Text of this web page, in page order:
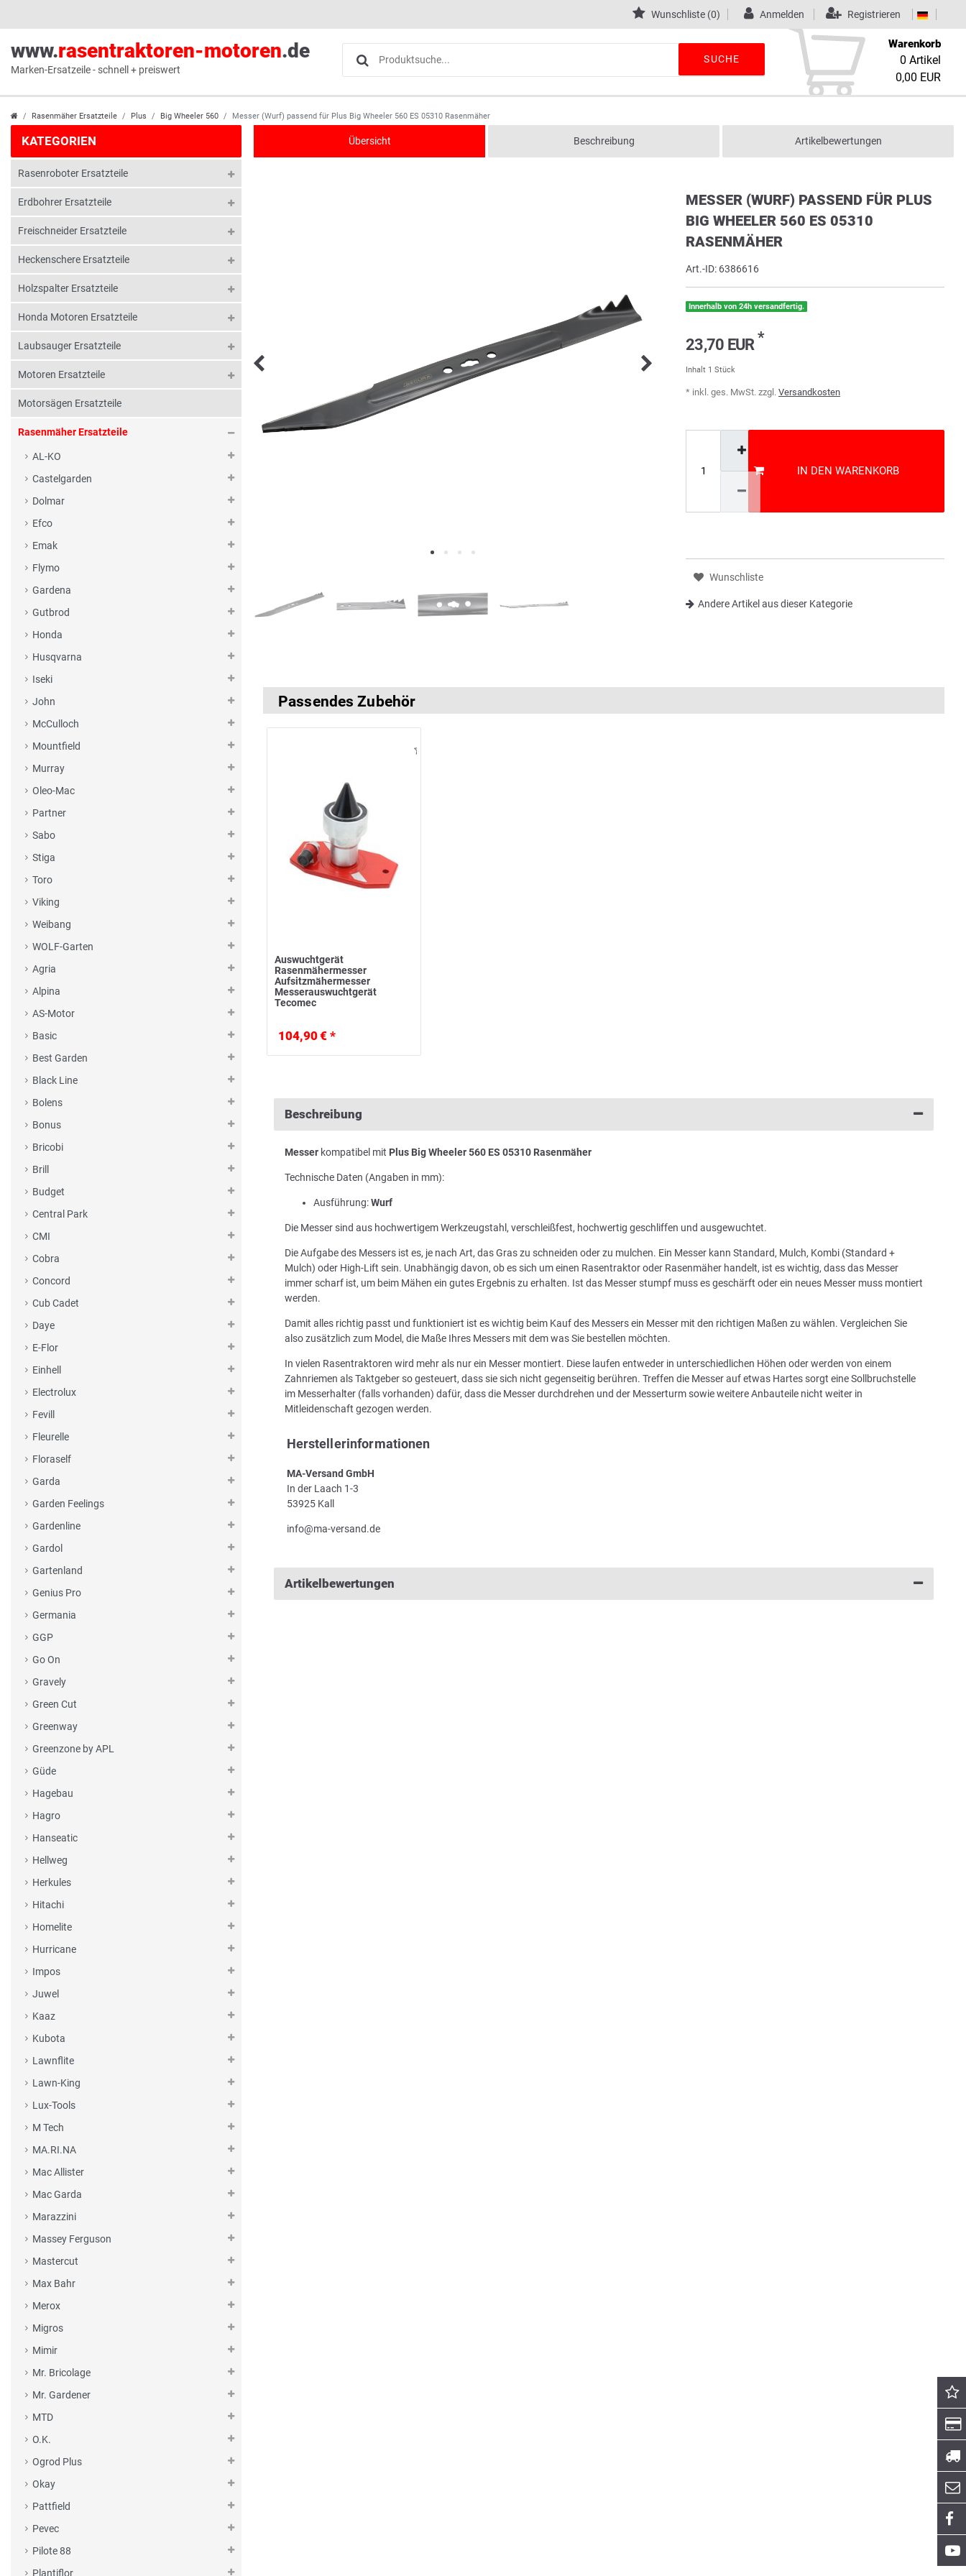
Wunschliste (0) Anmelden Registrieren
www.rasentraktoren-motoren.de
Marken-Ersatzeile - schnell + preiswert
SUCHE
Warenkorb
0 Artikel
0,00 EUR
Rasenmäher Ersatzteile Plus Big Wheeler 560 Messer (Wurf) passend für Plus Big Wheeler 560 ES 05310 Rasenmäher
KATEGORIEN
Rasenroboter Ersatzteile
Erdbohrer Ersatzteile
Freischneider Ersatzteile
Heckenschere Ersatzteile
Holzspalter Ersatzteile
Honda Motoren Ersatzteile
Laubsauger Ersatzteile
Motoren Ersatzteile
Motorsägen Ersatzteile
Rasenmäher Ersatzteile
AL-KO
Castelgarden
Dolmar
Efco
Emak
Flymo
Gardena
Gutbrod
Honda
Husqvarna
Iseki
John
McCulloch
Mountfield
Murray
Oleo-Mac
Partner
Sabo
Stiga
Toro
Viking
Weibang
WOLF-Garten
Agria
Alpina
AS-Motor
Basic
Best Garden
Black Line
Bolens
Bonus
Bricobi
Brill
Budget
Central Park
CMI
Cobra
Concord
Cub Cadet
Daye
E-Flor
Einhell
Electrolux
Fevill
Fleurelle
Floraself
Garda
Garden Feelings
Gardenline
Gardol
Gartenland
Genius Pro
Germania
GGP
Go On
Gravely
Green Cut
Greenway
Greenzone by APL
Güde
Hagebau
Hagro
Hanseatic
Hellweg
Herkules
Hitachi
Homelite
Hurricane
Impos
Juwel
Kaaz
Kubota
Lawnflite
Lawn-King
Lux-Tools
M Tech
MA.RI.NA
Mac Allister
Mac Garda
Marazzini
Massey Ferguson
Mastercut
Max Bahr
Merox
Migros
Mimir
Mr. Bricolage
Mr. Gardener
MTD
O.K.
Ogrod Plus
Okay
Pattfield
Pevec
Pilote 88
Plantiflor
Übersicht Beschreibung Artikelbewertungen
MESSER (WURF) PASSEND FÜR PLUS
BIG WHEELER 560 ES 05310
RASENMÄHER
Art.-ID: 6386616
Innerhalb von 24h versandfertig.
23,70 EUR *
Inhalt 1 Stück
* inkl. ges. MwSt. zzgl. Versandkosten
IN DEN WARENKORB
Wunschliste
Andere Artikel aus dieser Kategorie
Passendes Zubehör
Auswuchtgerät
Rasenmähermesser
Aufsitzmähermesser
Messerauswuchtgerät
Tecomec
104,90 € *
Beschreibung
Messer kompatibel mit Plus Big Wheeler 560 ES 05310 Rasenmäher
Technische Daten (Angaben in mm):
Ausführung:Wurf
Die Messer sind aus hochwertigem Werkzeugstahl, verschleißfest, hochwertig geschliffen und ausgewuchtet.
Die Aufgabe des Messers ist es, je nach Art, das Gras zu schneiden oder zu mulchen. Ein Messer kann Standard, Mulch, Kombi (Standard +
Mulch) oder High-Lift sein. Unabhängig davon, ob es sich um einen Rasentraktor oder Rasenmäher handelt, ist es wichtig, dass das Messer
immer scharf ist, um beim Mähen ein gutes Ergebnis zu erhalten. Ist das Messer stumpf muss es geschärft oder ein neues Messer muss montiert
werden.
Damit alles richtig passt und funktioniert ist es wichtig beim Kauf des Messers ein Messer mit den richtigen Maßen zu wählen. Vergleichen Sie
also zusätzlich zum Model, die Maße Ihres Messers mit dem was Sie bestellen möchten.
In vielen Rasentraktoren wird mehr als nur ein Messer montiert. Diese laufen entweder in unterschiedlichen Höhen oder werden von einem
Zahnriemen als Taktgeber so gesteuert, dass sie sich nicht gegenseitig berühren. Treffen die Messer auf etwas Hartes sorgt eine Sollbruchstelle
im Messerhalter (falls vorhanden) dafür, dass die Messer durchdrehen und der Messerturm sowie weitere Anbauteile nicht weiter in
Mitleidenschaft gezogen werden.
Herstellerinformationen
MA-Versand GmbH
In der Laach 1-3
53925 Kall
info@ma-versand.de
Artikelbewertungen